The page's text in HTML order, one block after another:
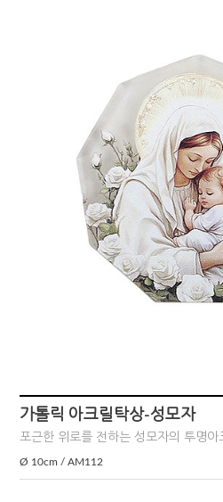
가톨릭 아크릴탁상-성모자
포근한 위로를 전하는 성모자의 투명아
Ø 10cm / AM112